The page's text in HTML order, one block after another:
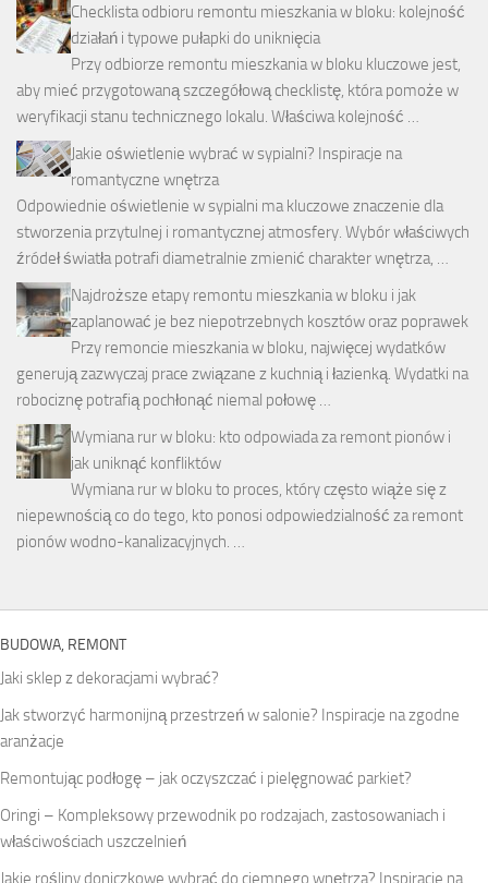
Checklista odbioru remontu mieszkania w bloku: kolejność
działań i typowe pułapki do uniknięcia
Przy odbiorze remontu mieszkania w bloku kluczowe jest,
aby mieć przygotowaną szczegółową checklistę, która pomoże w
weryfikacji stanu technicznego lokalu. Właściwa kolejność …
Jakie oświetlenie wybrać w sypialni? Inspiracje na
romantyczne wnętrza
Odpowiednie oświetlenie w sypialni ma kluczowe znaczenie dla
stworzenia przytulnej i romantycznej atmosfery. Wybór właściwych
źródeł światła potrafi diametralnie zmienić charakter wnętrza, …
Najdroższe etapy remontu mieszkania w bloku i jak
zaplanować je bez niepotrzebnych kosztów oraz poprawek
Przy remoncie mieszkania w bloku, najwięcej wydatków
generują zazwyczaj prace związane z kuchnią i łazienką. Wydatki na
robociznę potrafią pochłonąć niemal połowę …
Wymiana rur w bloku: kto odpowiada za remont pionów i
jak uniknąć konfliktów
Wymiana rur w bloku to proces, który często wiąże się z
niepewnością co do tego, kto ponosi odpowiedzialność za remont
pionów wodno-kanalizacyjnych. …
BUDOWA, REMONT
Jaki sklep z dekoracjami wybrać?
Jak stworzyć harmonijną przestrzeń w salonie? Inspiracje na zgodne
aranżacje
Remontując podłogę – jak oczyszczać i pielęgnować parkiet?
Oringi – Kompleksowy przewodnik po rodzajach, zastosowaniach i
właściwościach uszczelnień
Jakie rośliny doniczkowe wybrać do ciemnego wnętrza? Inspiracje na